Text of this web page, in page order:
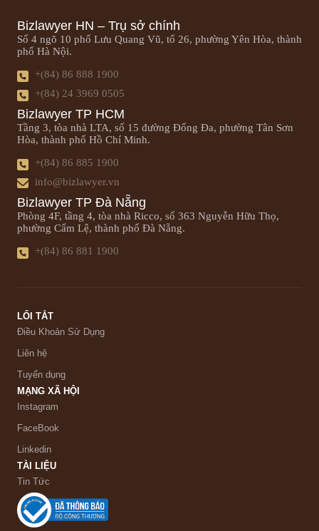
Bizlawyer HN – Trụ sở chính
Số 4 ngõ 10 phố Lưu Quang Vũ, tổ 26, phường Yên Hòa, thành
phố Hà Nội.
+(84) 86 888 1900
+(84) 24 3969 0505
Bizlawyer TP HCM
Tầng 3, tòa nhà LTA, số 15 đường Đống Đa, phường Tân Sơn
Hòa, thành phố Hồ Chí Minh.
+(84) 86 885 1900
info@bizlawyer.vn
Bizlawyer TP Đà Nẵng
Phòng 4F, tầng 4, tòa nhà Ricco, số 363 Nguyễn Hữu Thọ,
phường Cẩm Lệ, thành phố Đà Nẵng.
+(84) 86 881 1900
LỐI TẮT
Điều Khoản Sử Dụng
Liên hệ
Tuyển dụng
MẠNG XÃ HỘI
Instagram
FaceBook
Linkedin
TÀI LIỆU
Tin Tức